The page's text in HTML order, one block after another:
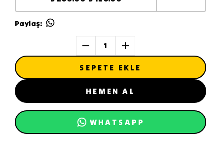
Paylaş:
1
SEPETE EKLE
HEMEN AL
WHATSAPP